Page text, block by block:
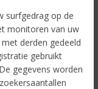
surfgedrag op de
monitoren van uw
derden gedeeld
gebruikt
gegevens worden